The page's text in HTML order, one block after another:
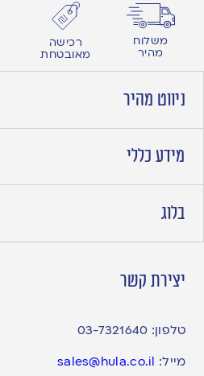
משלוח
מהיר
רכישה
מאובטחת
ניווט מהיר
מידע כללי
בלוג
יצירת קשר
טלפון: 03-7321640
מייל: sales@hula.co.il